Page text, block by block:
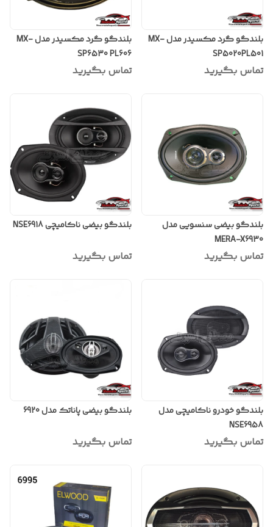
بلندگو گرد مکسیدر مدل MX-
SP5020PL501
تماس بگیرید
بلندگو گرد مکسیدر مدل MX-
SP6530 PL606
تماس بگیرید
بلندگو بیضی سنسویی مدل
MERA-X6930
تماس بگیرید
بلندگو بیضی ناکامیچی NSE6918
تماس بگیرید
بلندگو خودرو ناکامیچی مدل
NSE6958
تماس بگیرید
بلندگو بیضی پاناتک مدل 6920
تماس بگیرید